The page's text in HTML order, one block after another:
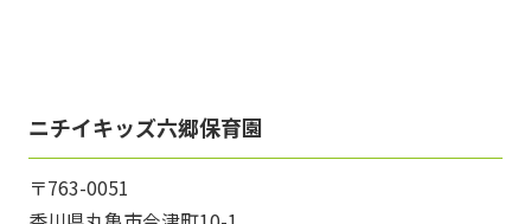
ニチイキッズ六郷保育園
〒763-0051